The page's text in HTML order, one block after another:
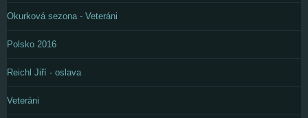
Okurková sezona - Veteráni
Polsko 2016
Reichl Jiří - oslava
Veteráni